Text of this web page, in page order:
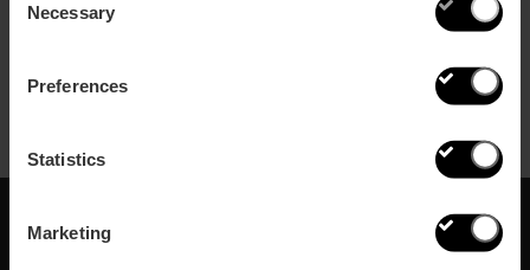
Selection
Necessary
Preferences
Statistics
Marketing